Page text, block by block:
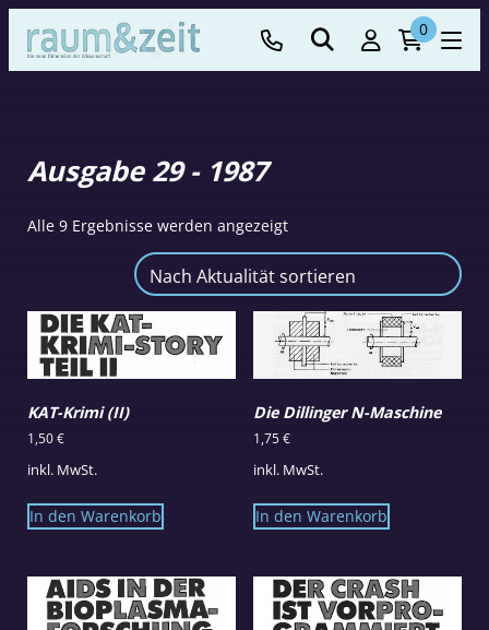
0
Ausgabe 29 - 1987
Alle 9 Ergebnisse werden angezeigtNach
sortiert
KAT-Krimi (II)
1,50€
inkl. MwSt.
In den Warenkorb
Die Dillinger N-Maschine
1,75€
inkl. MwSt.
In den Warenkorb